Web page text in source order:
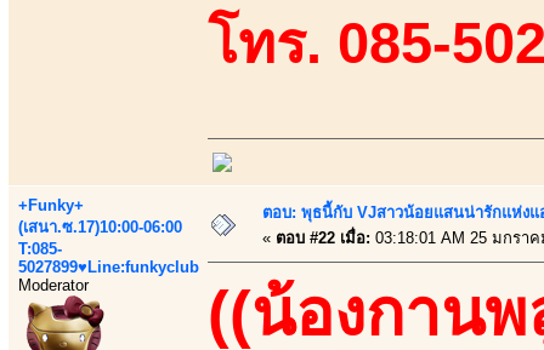
โทร. 085-
+Funky+
(เสนา.ซ.17)10:00-06:00
T:085-
5027899♥Line:funkyclub
Moderator
ตอบ: พุธนี้กับ VJสาวน้อยแสนน่ารักแห่งแ
« ตอบ #22 เมื่อ: 03:18:01 AM 25 มกรา
((น้องกานพ